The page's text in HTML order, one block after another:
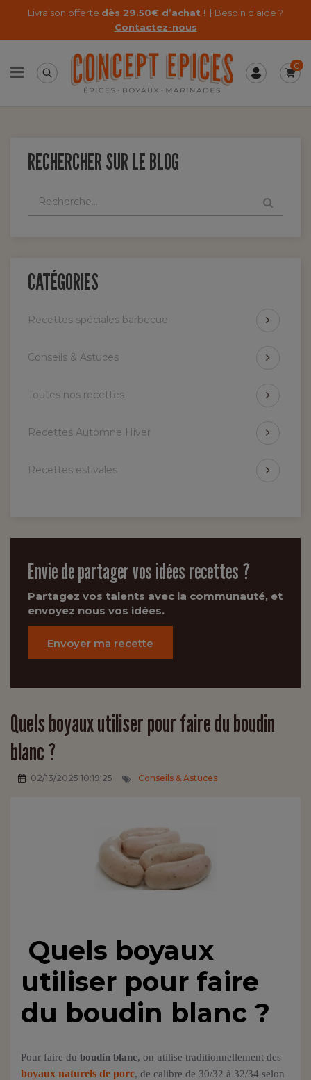
Livraison offerte dès 29.50€ d’achat ! | Besoin d'aide ?
Contactez-nous
0
RECHERCHER SUR LE BLOG
CATÉGORIES
Recettes spéciales barbecue
Conseils & Astuces
Toutes nos recettes
Recettes Automne Hiver
Recettes estivales
Envie de partager vos idées recettes ?
Partagez vos talents avec la communauté, et
envoyez nous vos idées.
Envoyer ma recette
Quels boyaux utiliser pour faire du boudin
blanc ?
02/13/2025 10:19:25 Conseils & Astuces
Quels boyaux
utiliser pour faire
du boudin blanc ?
Pour faire du boudin blanc, on utilise traditionnellement des
boyaux naturels de porc, de calibre de 30/32 à 32/34 selon